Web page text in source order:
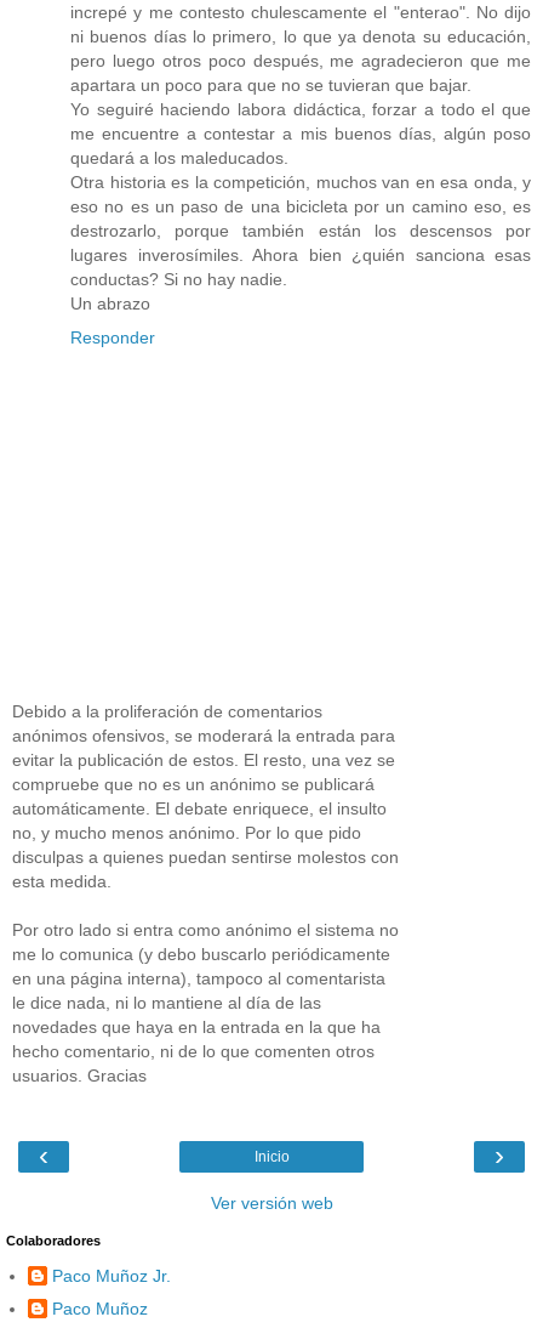
increpé y me contesto chulescamente el "enterao". No dijo
ni buenos días lo primero, lo que ya denota su educación,
pero luego otros poco después, me agradecieron que me
apartara un poco para que no se tuvieran que bajar.
Yo seguiré haciendo labora didáctica, forzar a todo el que
me encuentre a contestar a mis buenos días, algún poso
quedará a los maleducados.
Otra historia es la competición, muchos van en esa onda, y
eso no es un paso de una bicicleta por un camino eso, es
destrozarlo, porque también están los descensos por
lugares inverosímiles. Ahora bien ¿quién sanciona esas
conductas? Si no hay nadie.
Un abrazo
Responder
Debido a la proliferación de comentarios
anónimos ofensivos, se moderará la entrada para
evitar la publicación de estos. El resto, una vez se
compruebe que no es un anónimo se publicará
automáticamente. El debate enriquece, el insulto
no, y mucho menos anónimo. Por lo que pido
disculpas a quienes puedan sentirse molestos con
esta medida.
Por otro lado si entra como anónimo el sistema no
me lo comunica (y debo buscarlo periódicamente
en una página interna), tampoco al comentarista
le dice nada, ni lo mantiene al día de las
novedades que haya en la entrada en la que ha
hecho comentario, ni de lo que comenten otros
usuarios. Gracias
‹ ›
Inicio
Ver versión web
Colaboradores
Paco Muñoz Jr.
Paco Muñoz